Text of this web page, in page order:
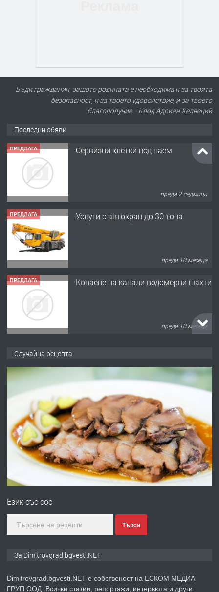
Бъди гражданин, защото родината е необходима и за твоята
безопасност, и за твоето удоволствие, и за твоето
благополучие. - Клод Адриан Хелвеций
Последни обяви
ПРЕДЛАГА Сервизни клетки под наем
преди 2 седмици
ПРЕДЛАГА Услуги с автокран до 30 тона
преди 10 месеца
ПРЕДЛАГА Копаене на канали водомерни шахти
преди 10 месеца
преди 11 месеца
ПРЕДЛАГА
Отпушване на канали тоалетни
вертикални щрангове
преди 11 месеца
ПРЕДЛАГА Онлайн магазин за всички!
преди 2 месеца
Случайна рецепта
Език със сос
Търси
За Dimitrovgrad.bgvesti.NET
Dimitrovgrad.bgvesti.NET е собственост на ЕСКОМ МЕДИА
ГРУП ООД. Всички статии, репортажи, интервюта и други